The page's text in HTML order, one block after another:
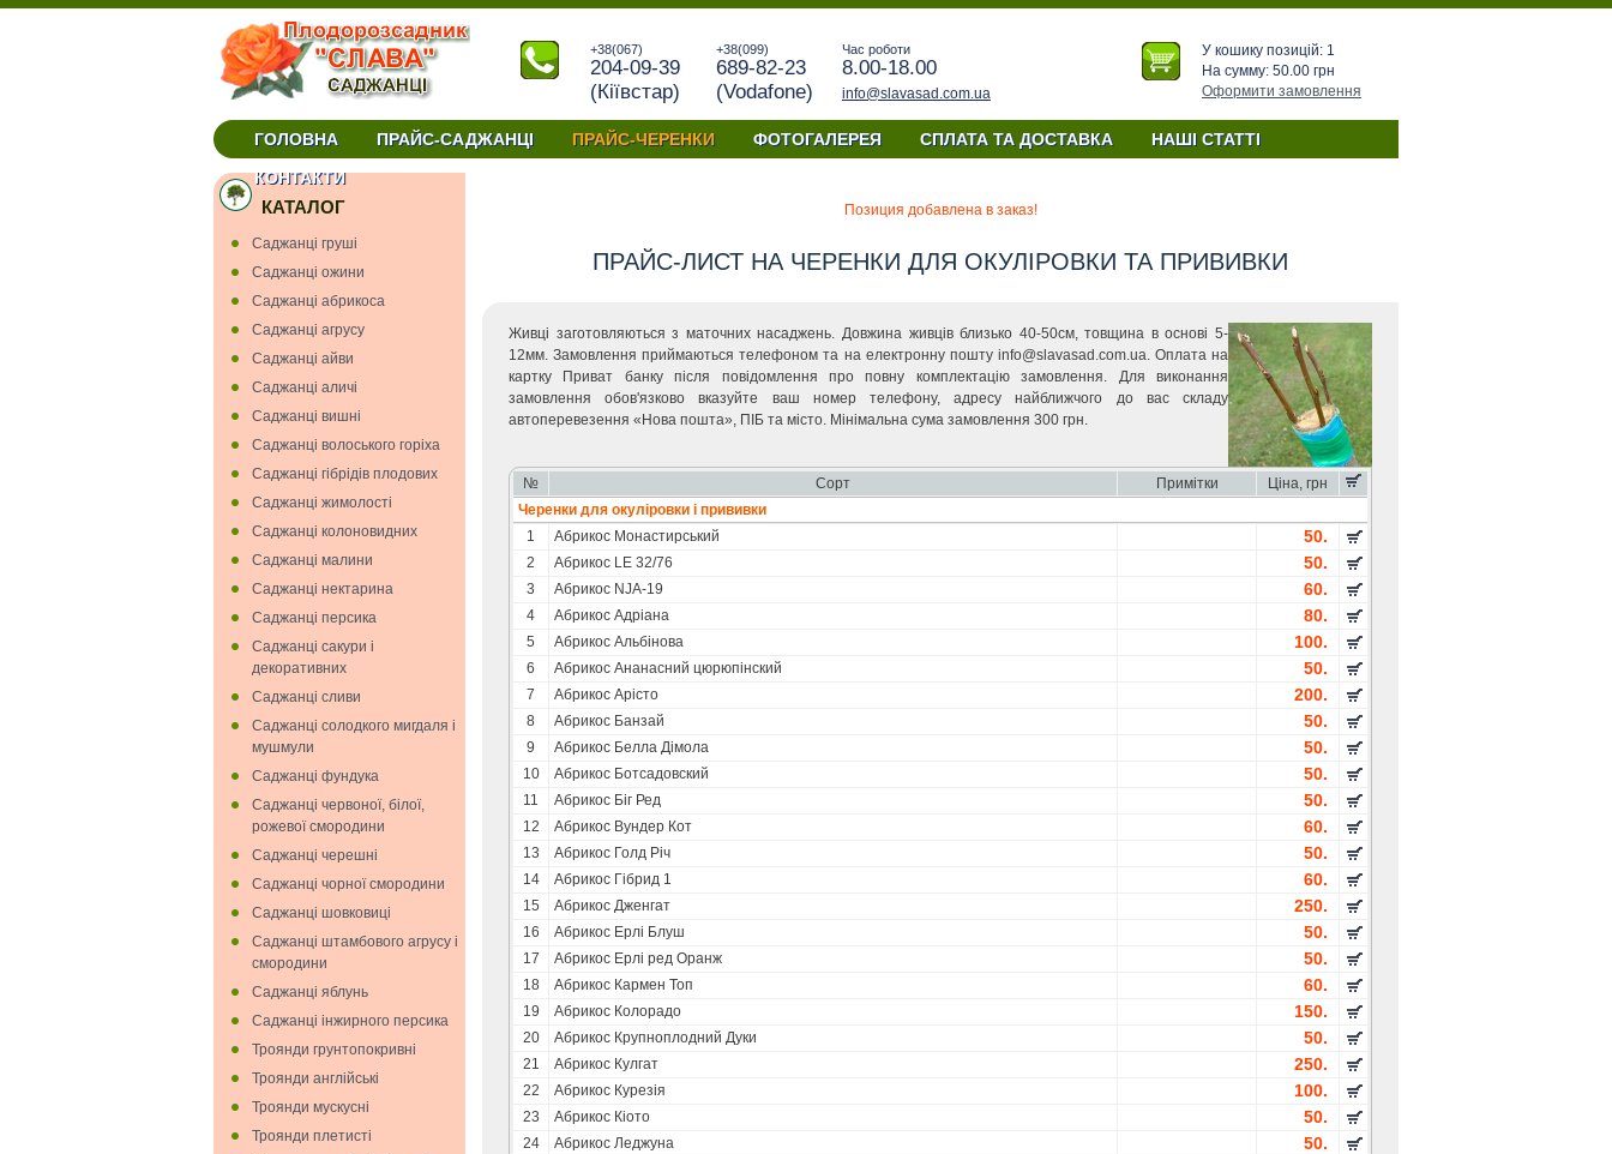
+38(067)
204-09-39
(Кiївстар)
+38(099)
689-82-23
(Vodafone)
Час роботи
8.00-18.00
info@slavasad.com.ua
У кошику позицій: 1
На сумму: 50.00 грн
Оформити замовлення
окуліровки та прививки купити черенки Україна
ГОЛОВНА ПРАЙС-САДЖАНЦІ ПРАЙС-ЧЕРЕНКИ ФОТОГАЛЕРЕЯ СПЛАТА ТА ДОСТАВКА
НАШІ СТАТТІ
КОНТАКТИ
Позиция добавлена в заказ!
ПРАЙС-ЛИСТ НА ЧЕРЕНКИ ДЛЯ ОКУЛІРОВКИ ТА ПРИВИВКИ
Живці заготовляються з маточних насаджень. Довжина живців близько 40-50см, товщина в основі 5-
12мм. Замовлення приймаються телефоном та на електронну пошту info@slavasad.com.ua. Оплата на
картку Приват банку після повідомлення про повну комплектацію замовлення. Для виконання
замовлення обов'язково вказуйте ваш номер телефону, адресу найближчого до вас складу
автоперевезення «Нова пошта», ПІБ та місто. Мінімальна сума замовлення 300 грн.
№ Сорт Примітки
Ціна, грн
Черенки для окулiровки i прививки
1
Абрикоc Монастирський 50.
2 Абрикос LE 32/76 50.
3 Абрикос NJA-19 60.
4 Абрикос Адріана 80.
5 Абрикос Альбінова 100.
6 Абрикос Ананасний цюрюпінский 50.
7 Абрикос Арісто 200.
8 Абрикос Банзай 50.
9 Абрикос Белла Дімола 50.
10 Абрикос Ботсадовский 50.
11 Абрикос Біг Ред 50.
12 Абрикос Вундер Кот 60.
13 Абрикос Голд Річ 50.
14 Абрикос Гібрид 1 60.
15 Абрикос Дженгат 250.
16 Абрикос Ерлі Блуш 50.
17 Абрикос Ерлі ред Оранж 50.
18 Абрикос Кармен Топ 60.
19 Абрикос Колорадо 150.
20 Абрикос Крупноплодний Дуки 50.
21 Абрикос Кулгат 250.
22 Абрикос Курезія 100.
23 Абрикос Кіото 50.
24 Абрикос Леджуна 50.
КАТАЛОГ
Cаджанці грушi
Cаджанці ожини
Саджанці абрикоса
Саджанці агрусу
Саджанці айви
Саджанці аличі
Саджанці вишнi
Саджанці волоського горіха
Саджанці гiбрiдiв плодових
Саджанці жимолості
Саджанці колоновидних
Саджанці малини
Саджанці нектарина
Саджанці персика
Саджанці сакури і
декоративних
Саджанці сливи
Саджанці солодкого мигдаля i
мушмули
Саджанці фундука
Саджанці червоної, білої,
рожевої смородини
Саджанці черешні
Саджанці чорної смородини
Саджанці шовковиці
Саджанці штамбового агрусу і
смородини
Саджанці яблунь
Саджанці інжирного персика
Троянди грунтопокривні
Троянди англійські
Троянди мускуснi
Троянди плетисті